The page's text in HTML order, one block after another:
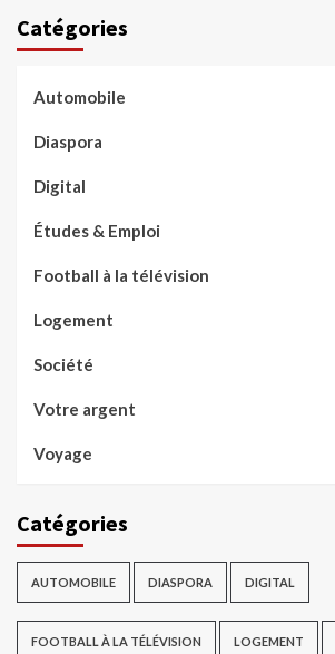
Catégories
Automobile
Diaspora
Digital
Études & Emploi
Football à la télévision
Logement
Société
Votre argent
Voyage
Catégories
AUTOMOBILE DIASPORA DIGITAL
FOOTBALL À LA TÉLÉVISION LOGEMENT